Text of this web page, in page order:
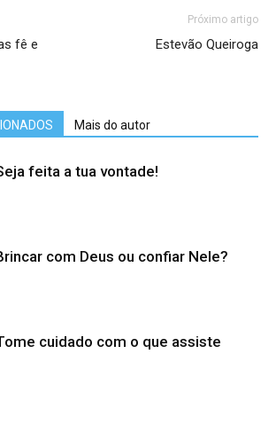
fê e
Próximo artigo
Estevão Queiroga
Mais do autor
feita a tua vontade!
com Deus ou confiar Nele?
cuidado com o que assiste